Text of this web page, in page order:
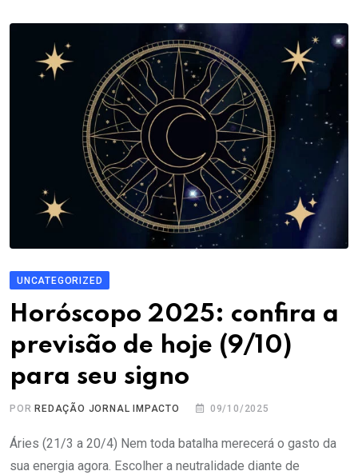
UNCATEGORIZED
Horóscopo 2025: confira a
previsão de hoje (9/10)
para seu signo
POR REDAÇÃO JORNAL IMPACTO 09/10/2025
Áries (21/3 a 20/4) Nem toda batalha merecerá o gasto da
sua energia agora. Escolher a neutralidade diante de